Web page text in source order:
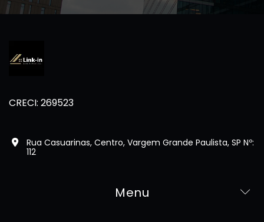
CRECI: 269523
Rua Casuarinas, Centro, Vargem Grande Paulista, SP Nº:
112
Menu